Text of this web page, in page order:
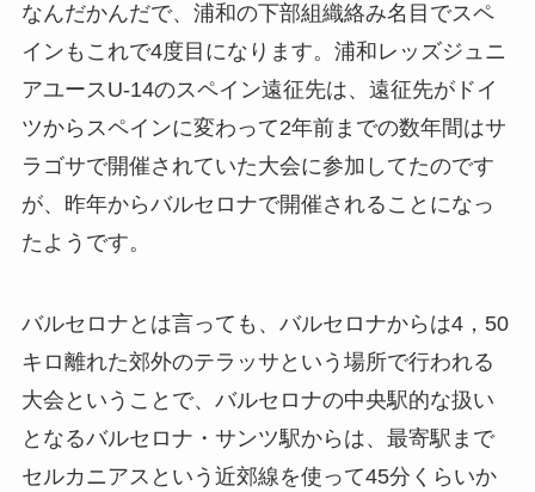
なんだかんだで、浦和の下部組織絡み名目でスペ
インもこれで4度目になります。浦和レッズジュニ
アユースU-14のスペイン遠征先は、遠征先がドイ
ツからスペインに変わって2年前までの数年間はサ
ラゴサで開催されていた大会に参加してたのです
が、昨年からバルセロナで開催されることになっ
たようです。
バルセロナとは言っても、バルセロナからは4，50
キロ離れた郊外のテラッサという場所で行われる
大会ということで、バルセロナの中央駅的な扱い
となるバルセロナ・サンツ駅からは、最寄駅まで
セルカニアスという近郊線を使って45分くらいか